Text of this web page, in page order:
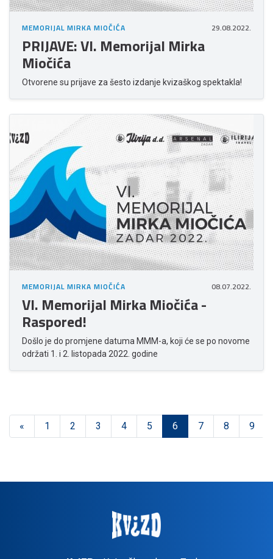
MEMORIJAL MIRKA MIOČIĆA 29.08.2022.
PRIJAVE: VI. Memorijal Mirka
Miočića
Otvorene su prijave za šesto izdanje kvizaškog spektakla!
MEMORIJAL MIRKA MIOČIĆA 08.07.2022.
VI. Memorijal Mirka Miočića -
Raspored!
Došlo je do promjene datuma MMM-a, koji će se po novome
održati 1. i 2. listopada 2022. godine
« 1 2 3 4 5 6 7 8 9